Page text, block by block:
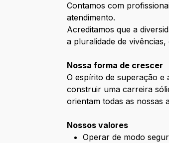
Contamos com
atendimento.
Acreditamos que a
a pluralidade de
Nossa forma de crescer
O espírito de superação e
construir uma carreira
orientam todas as nossas
Nossos valores
Operar de modo